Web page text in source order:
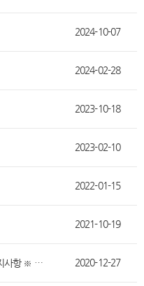
2024-10-07
2024-02-28
2023-10-18
2023-02-10
2022-01-15
2021-10-19
※ 2021년 신정휴무 배송안내 공지사항 ※ 수정사항 2020-12-27